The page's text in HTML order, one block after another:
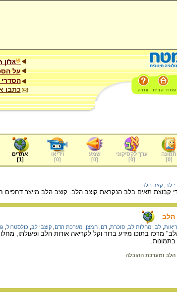
על
הסדרי
כתבו
תמונה
[
0
]
ערך לקסיקוני
[
0
]
שמע
[
0
]
וידיאו
[
0
]
אתרים
[
1
]
לב קצב הלב
קבוצת תאים בלב הנקראת קוצב הלב. קוצב הלב מייצר דחפים
הלב
לב מחלות לב סוכרת דם חמצן מערכת הדם קוצבי לב כולסטרול
מרכז בתוכו מידע ברור וקל לקריאה אודות הלב ופעולתו,
הלב ומערכת ההובלה